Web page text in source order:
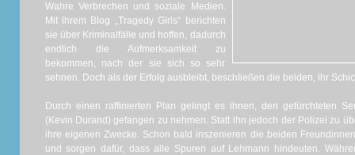
Wahre Verbrechen und soziale Medien.
Mit ihrem Blog „Tragedy Girls“ berichten
sie über Kriminalfälle und hoffen, dadurch
endlich die Aufmerksamkeit zu
bekommen, nach der sie sich so sehr
sehnen. Doch als der Erfolg ausbleibt, beschließen die beiden, ihr
Durch einen raffinierten Plan gelingt es ihnen, den gefürchteten
(Kevin Durand) gefangen zu nehmen. Statt ihn jedoch der Polizei zu
ihre eigenen Zwecke. Schon bald inszenieren die beiden
und sorgen dafür, dass alle Spuren auf Lehmann hindeuten.